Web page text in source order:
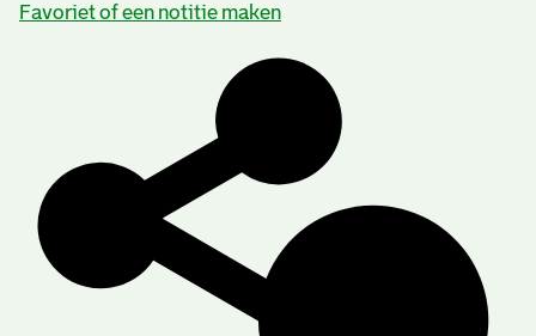
Favoriet of een notitie maken